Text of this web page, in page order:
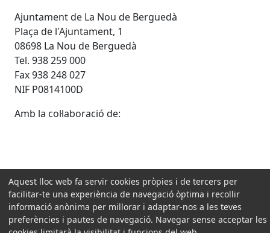
Ajuntament de La Nou de Berguedà
Plaça de l'Ajuntament, 1
08698 La Nou de Berguedà
Tel. 938 259 000
Fax 938 248 027
NIF P0814100D
Amb la col·laboració de:
Aquest lloc web fa servir cookies pròpies i de tercers per
facilitar-te una experiència de navegació òptima i recollir
informació anònima per millorar i adaptar-nos a les teves
preferències i pautes de navegació. Navegar sense acceptar les